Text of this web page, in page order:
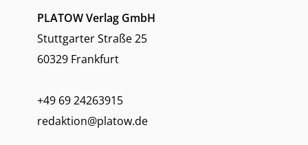
PLATOW Verlag GmbH
Stuttgarter Straße 25
60329 Frankfurt
+49 69 24263915
redaktion@platow.de